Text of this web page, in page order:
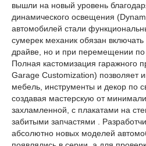
вышли на новый уровень
динамического освещения
автомобилей стали
сумерек механик обязан включать
драйве, но и при перемещении по
Полная кастомизация гаражного
Garage Customization) позволяет
мебель, инструменты и декор по
создавая мастерскую от
захламленной, с плакатами на
забитыми запчастями .
абсолютно новых моделей